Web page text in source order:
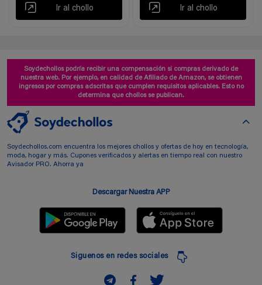
Ir al chollo Ir al chollo
Soydechollos podría recibir una compensación si compras derivado de
nuestra web. Por ejemplo, en calidad de Afiliado de Amazon, se obtienen
ingresos por compras adscritas que cumplen requisitos aplicables. Esto no
determina que chollos se publican.
Soydechollos.com encuentra los mejores chollos y ofertas de hoy en tecnología,
moda, hogar y más. Cupones verificados y alertas en tiempo real con nuestro
Avisador PRO. Ahorra ya
Descargar Nuestra APP
Siguenos en redes sociales